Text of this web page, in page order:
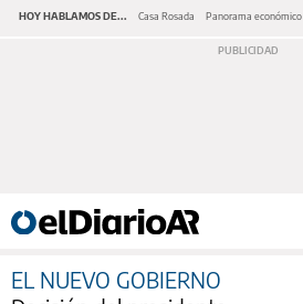
HOY HABLAMOS DE... Casa Rosada Panorama económico
EL NUEVO GOBIERNO